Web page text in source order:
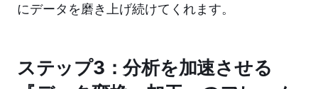
にデータを磨き上げ続けてくれます。
ステップ3：分析を加速させる